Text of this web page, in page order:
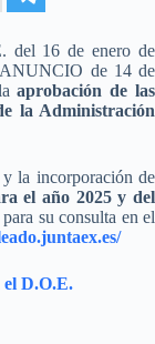
del 16 de enero de
de 14 de
laaprobación de las
la Administración
la incorporación de
el año 2025 y del
su consulta en el
el D.O.E.